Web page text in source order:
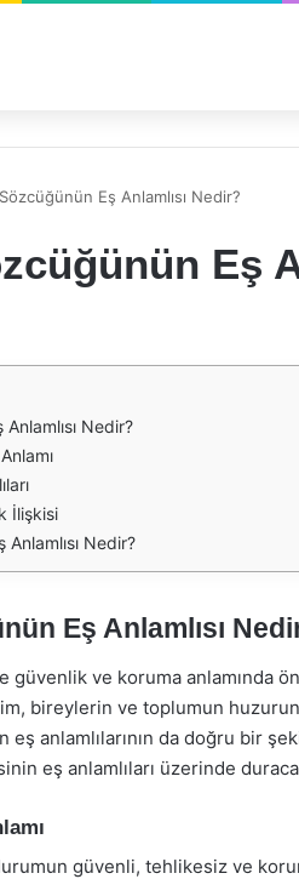
Eş Anlamlısı Nedir?
Eş
Nedir?
İlişkisi
Nedir?
Eş Anlamlısı
güvenlik ve koruma anlamında
bireylerin ve toplumun
eş anlamlılarının da doğru bir
eş anlamlıları üzerinde
güvenli, tehlikesiz ve